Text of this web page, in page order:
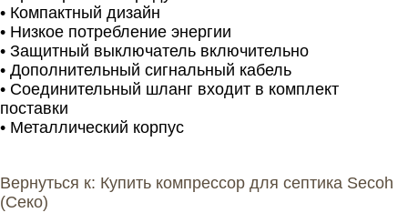
• Компактный дизайн
• Низкое потребление энергии
• Защитный выключатель включительно
• Дополнительный сигнальный кабель
• Соединительный шланг входит в комплект
поставки
• Металлический корпус
Вернуться к: Купить компрессор для септика Secoh
(Секо)